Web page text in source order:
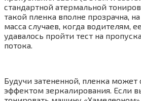
стандартной атермальной
такой пленка вполне прозрачна,
масса случаев, когда водителям,
удавалось пройти тест на
потока.
Будучи затененной, пленка
эффектом зеркалирования. Если